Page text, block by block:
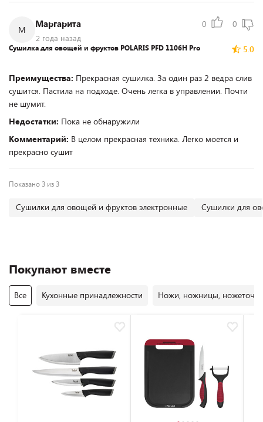
М
Маргарита
2 года назад
0 0
5.0
Сушилка для овощей и фруктов POLARIS PFD 1106H Pro
Преимущества: Прекрасная сушилка. За один раз 2 ведра слив
сушится. Пастила на подходе. Очень легка в управлении. Почти
не шумит.
Недостатки: Пока не обнаружили
Комментарий: В целом прекрасная техника. Легко моется и
прекрасно сушит
Показано 3 из 3
Сушилки для овощей и фруктов электронные Сушилки для
Покупают вместе
Все Кухонные принадлежности Ножи, ножницы, ножеточки